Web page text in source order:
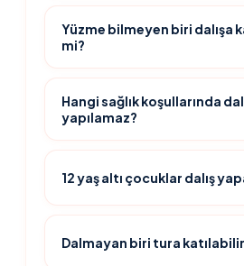
Yüzme bilmeyen biri dalışa
mi?
Hangi sağlık koşullarında
yapılamaz?
12 yaş altı çocuklar dalış
Dalmayan biri tura